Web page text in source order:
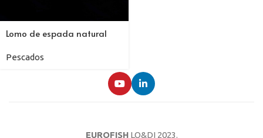
Lomo de espada natural
Pescados
EUROFISHLO&DI 2023.